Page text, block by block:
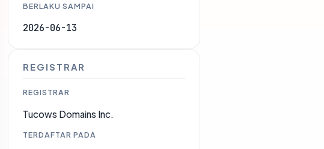
BERLAKU SAMPAI
2026-06-13
REGISTRAR
REGISTRAR
Tucows Domains Inc.
TERDAFTAR PADA